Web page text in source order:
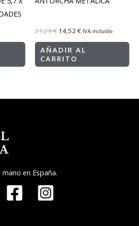
21,29€ 14,52 € IVA incluído
AÑADIR AL
CARRITO
en España.